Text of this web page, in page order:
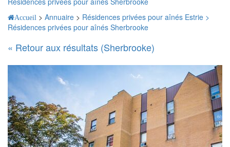
Accueil > Annuaire > Résidences privées pour aînés Estrie >
Résidences privées pour aînés Sherbrooke
« Retour aux résultats (Sherbrooke)